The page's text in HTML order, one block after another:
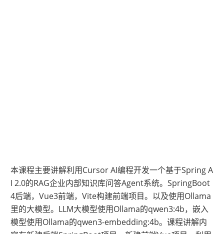
本课程主要讲解利用Cursor AI编程开发一个基于Spring A
I 2.0的RAG企业内部知识库问答Agent系统。SpringBoot
4后端，Vue3前端，Vite构建前端项目。以及使用Ollama
里的大模型。LLM大模型使用Ollama的qwen3:4b，嵌入
模型使用Ollama的qwen3-embedding:4b。课程讲解内